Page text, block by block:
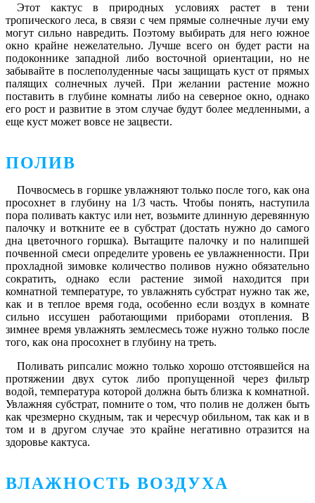
Этот кактус в природных условиях растет в тени
тропического леса, в связи с чем прямые солнечные лучи ему
могут сильно навредить. Поэтому выбирать для него южное
окно крайне нежелательно. Лучше всего он будет расти на
подоконнике западной либо восточной ориентации, но не
забывайте в послеполуденные часы защищать куст от прямых
палящих солнечных лучей. При желании растение можно
поставить в глубине комнаты либо на северное окно, однако
его рост и развитие в этом случае будут более медленными, а
еще куст может вовсе не зацвести.
ПОЛИВ
Почвосмесь в горшке увлажняют только после того, как она
просохнет в глубину на 1/3 часть. Чтобы понять, наступила
пора поливать кактус или нет, возьмите длинную деревянную
палочку и воткните ее в субстрат (достать нужно до самого
дна цветочного горшка). Вытащите палочку и по налипшей
почвенной смеси определите уровень ее увлажненности. При
прохладной зимовке количество поливов нужно обязательно
сократить, однако если растение зимой находится при
комнатной температуре, то увлажнять субстрат нужно так же,
как и в теплое время года, особенно если воздух в комнате
сильно иссушен работающими приборами отопления. В
зимнее время увлажнять землесмесь тоже нужно только после
того, как она просохнет в глубину на треть.
Поливать рипсалис можно только хорошо отстоявшейся на
протяжении двух суток либо пропущенной через фильтр
водой, температура которой должна быть близка к комнатной.
Увлажняя субстрат, помните о том, что полив не должен быть
как чрезмерно скудным, так и чересчур обильном, так как и в
том и в другом случае это крайне негативно отразится на
здоровье кактуса.
ВЛАЖНОСТЬ ВОЗДУХА